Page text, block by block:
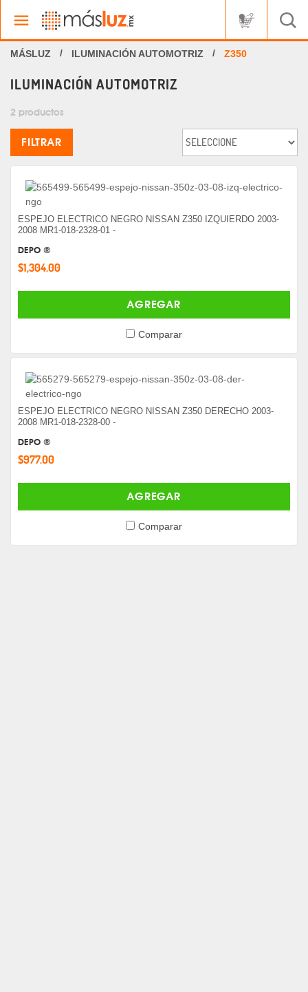
ILUMINACIÓN AUTOMOTRIZ Z350
ILUMINACIÓN AUTOMOTRIZ
2 productos
FILTRAR
ESPEJO ELECTRICO NEGRO NISSAN Z350 IZQUIERDO 2003-
2008 MR1-018-2328-01 -
DEPO ®
$1,304.00
AGREGAR
Comparar
ESPEJO ELECTRICO NEGRO NISSAN Z350 DERECHO 2003-
2008 MR1-018-2328-00 -
DEPO ®
$977.00
AGREGAR
Comparar